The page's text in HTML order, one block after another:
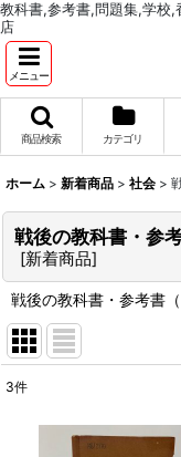
教科書,参考書,問題集,学校
店
メニュー
商品検索 カテゴリ
ホーム > 新着商品 > 社会 >
戦後の教科書・参
[新着商品]
戦後の教科書・参考書
3件